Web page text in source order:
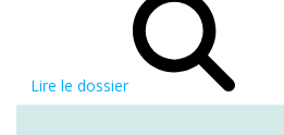
Lire le dossier